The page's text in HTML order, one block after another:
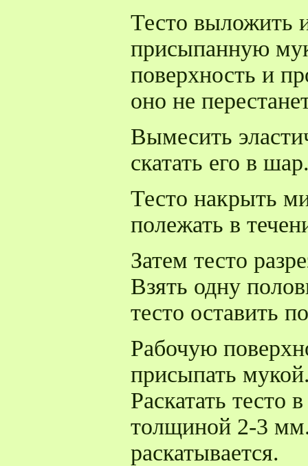
Тесто выложить
присыпанную
поверхность и
оно не
Вымесить
скатать его в
Тесто накрыть
полежать в
Затем тесто
Взять одну
тесто оставить
Рабочую
присыпать
Раскатать тесто
толщиной 2-3
раскатывается.